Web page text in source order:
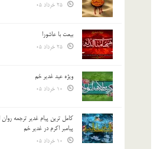
بیعت با عاشورا
ویژه عید غدیر خم
کامل ترین پیام غدیر ترجمه روان
پیامبر اکرم در غدیر خم